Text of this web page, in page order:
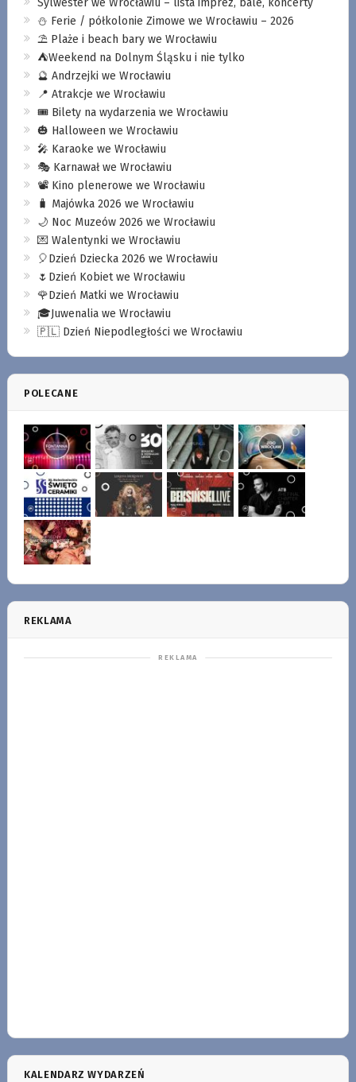
Sylwester we Wrocławiu – lista imprez, bale, koncerty
⛄️ Ferie / półkolonie Zimowe we Wrocławiu – 2026
⛱️ Plaże i beach bary we Wrocławiu
⛺️Weekend na Dolnym Śląsku i nie tylko
🔮 Andrzejki we Wrocławiu
📍 Atrakcje we Wrocławiu
🎟️ Bilety na wydarzenia we Wrocławiu
🎃 Halloween we Wrocławiu
🎤 Karaoke we Wrocławiu
🎭 Karnawał we Wrocławiu
📽️ Kino plenerowe we Wrocławiu
🧳 Majówka 2026 we Wrocławiu
🌙 Noc Muzeów 2026 we Wrocławiu
💌 Walentynki we Wrocławiu
🎈Dzień Dziecka 2026 we Wrocławiu
🌷Dzień Kobiet we Wrocławiu
🌹Dzień Matki we Wrocławiu
🎓Juwenalia we Wrocławiu
🇵🇱 Dzień Niepodległości we Wrocławiu
POLECANE
REKLAMA
KALENDARZ WYDARZEŃ